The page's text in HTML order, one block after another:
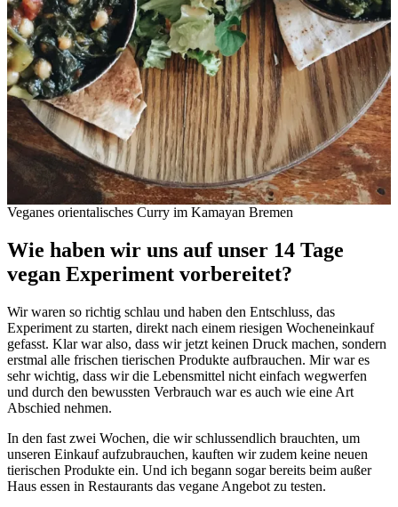
Veganes orientalisches Curry im Kamayan Bremen
Wie haben wir uns auf unser 14 Tage
vegan Experiment vorbereitet?
Wir waren so richtig schlau und haben den Entschluss, das
Experiment zu starten, direkt nach einem riesigen Wocheneinkauf
gefasst. Klar war also, dass wir jetzt keinen Druck machen, sondern
erstmal alle frischen tierischen Produkte aufbrauchen. Mir war es
sehr wichtig, dass wir die Lebensmittel nicht einfach wegwerfen
und durch den bewussten Verbrauch war es auch wie eine Art
Abschied nehmen.
In den fast zwei Wochen, die wir schlussendlich brauchten, um
unseren Einkauf aufzubrauchen, kauften wir zudem keine neuen
tierischen Produkte ein. Und ich begann sogar bereits beim außer
Haus essen in Restaurants das vegane Angebot zu testen.